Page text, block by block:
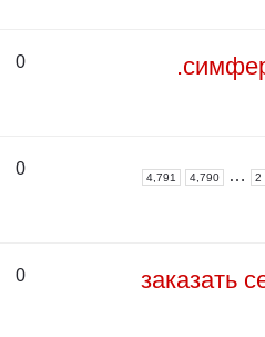
עיצוב בית מודרני 0
2
…
4,790
4,791
0
заказать
0